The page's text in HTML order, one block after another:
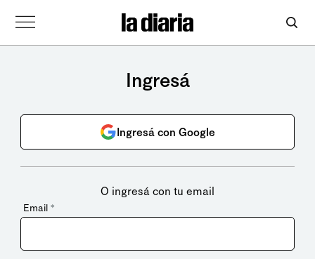
Ingresá
Ingresá con Google
O ingresá con tu email
Email *